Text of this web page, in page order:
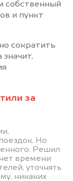
за
Но
Решил
времени
уточнять
никаких
собственный
и пункт
сократить
+7
52